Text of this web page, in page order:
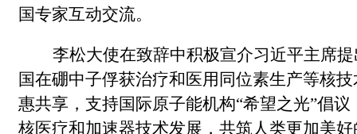
国专家互动交流。
李松大使在致辞中积极宣介习近平主席
国在硼中子俘获治疗和医用同位素生产等核
惠共享，支持国际原子能机构“希望之光”倡
核医疗和加速器技术发展，共筑人类更加美